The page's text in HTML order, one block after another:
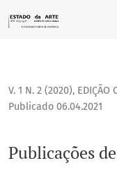
V. 1 N. 2 (2020), EDIÇÃO
Publicações
Publicado 06.04.2021